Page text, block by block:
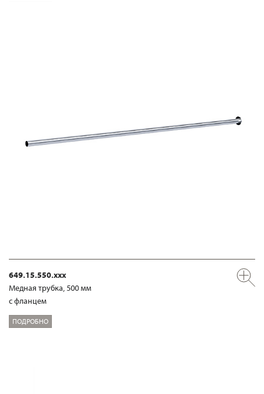
649.15.550.xxx
Медная трубка, 500 мм
с фланцем
ПОДРОБНО